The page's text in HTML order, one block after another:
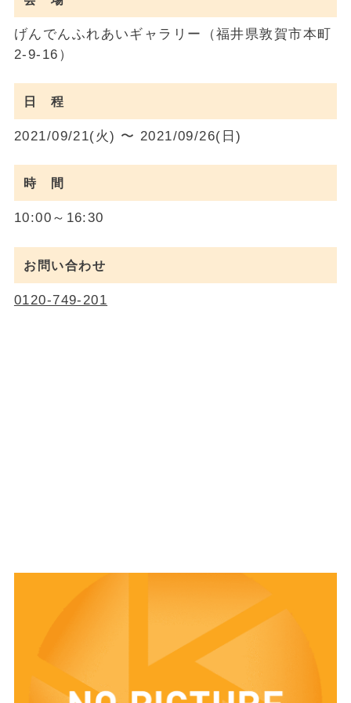
げんでんふれあいギャラリー（福井県敦賀市本町
2-9-16）
日 程
2021/09/21(火) 〜 2021/09/26(日)
時 間
10:00～16:30
お問い合わせ
0120-749-201